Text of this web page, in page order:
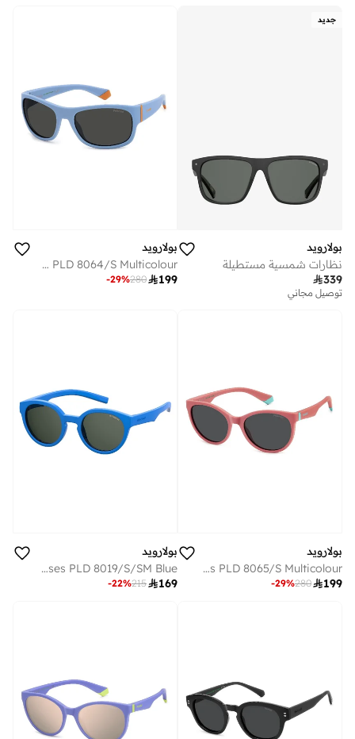
جديد
بولارويد
نظارات شمسية مستطيلة
339
توصيل مجاني
بولارويد
POLAROID KIDS Sunglasses PLD 8064/S Multicolour
199
280
-29%
بولارويد
POLAROID KIDS Sunglasses PLD 8065/S Multicolour
199
280
-29%
بولارويد
POLAROID KIDS Sunglasses PLD 8019/S/SM Blue
169
215
-22%